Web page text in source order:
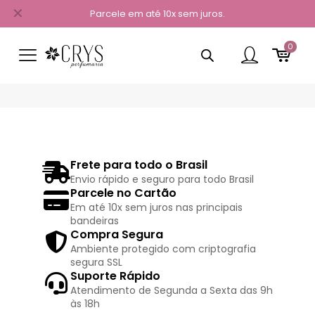
Parcele em até 10x sem juros.
✕
0
Frete para todo o Brasil
Envio rápido e seguro para todo Brasil
Parcele no Cartão
Em até 10x sem juros nas principais
bandeiras
Compra Segura
Ambiente protegido com criptografia
segura SSL
Suporte Rápido
Atendimento de Segunda a Sexta das 9h
às 18h